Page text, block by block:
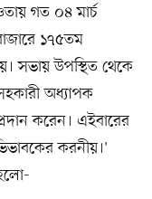
গত ০৪ মার্চ
১৭৫তম
সভায় উপস্থিত থেকে
অধ্যাপক
করেন। এইবারের
করনীয়।'